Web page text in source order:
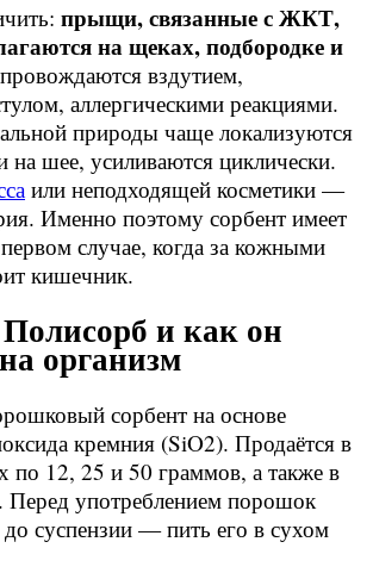
прыщи, связанные с ЖКТ,
на щеках, подбородке и
вздутием,
аллергическими реакциями.
природы чаще локализуются
на шее, усиливаются циклически.
или неподходящей косметики —
Именно поэтому сорбент имеет
случае, когда за кожными
кишечник.
и как он
организм
сорбент на основе
кремния (SiO2). Продаётся в
по 12, 25 и 50 граммов, а также в
Перед употреблением порошок
до суспензии — пить его в сухом